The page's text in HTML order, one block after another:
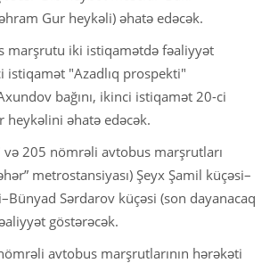
Gur heykəli) əhatə edəcək.
marşrutu iki istiqamətdə fəaliyyət
istiqamət "Azadlıq prospekti"
bağını, ikinci istiqamət 20-ci
heykəlini əhatə edəcək.
205 nömrəli avtobus marşrutları
metrostansiyası) Şeyx Şamil küçəsi–
Sərdarov küçəsi (son dayanacaq
göstərəcək.
avtobus marşrutlarının hərəkəti